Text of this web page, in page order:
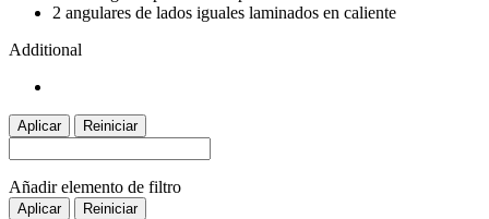
2 angulares de lados iguales laminados en caliente
Additional
Aplicar Reiniciar
Añadir elemento de filtro
Aplicar Reiniciar